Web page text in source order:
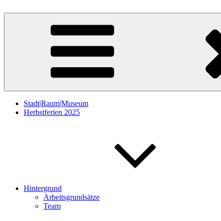
Inhalt
StadtRaumMuseum
Stadt|Raum|Museum
Herbstferien 2025
Hintergrund
Arbeitsgrundsätze
Team